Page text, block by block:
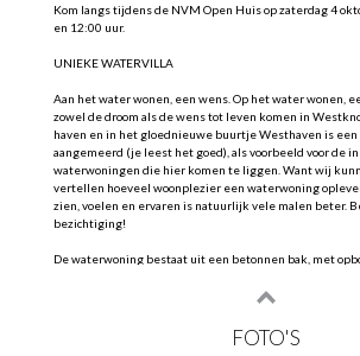
Kom langs tijdens de NVM Open Huis op zaterdag 4
en 12:00 uur.
UNIEKE WATERVILLA
Aan het water wonen, een wens. Op het water wonen,
zowel de droom als de wens tot leven komen in
haven en in het gloednieuwe buurtje Westhaven is
aangemeerd (je leest het goed), als voorbeeld voor de
waterwoningen die hier komen te liggen. Want wij
vertellen hoeveel woonplezier een waterwoning
zien, voelen en ervaren is natuurlijk vele malen beter.
bezichtiging!
De waterwoning bestaat uit een betonnen bak, met
waterlijn, sous l'eau. De hooggeplaatste ramen gunnen
Het interieur is op bepaalde punten perfect afgewerkt,
smaakgevoelig is juist casco is gelaten. Zo zijn keuken
FOTO'S